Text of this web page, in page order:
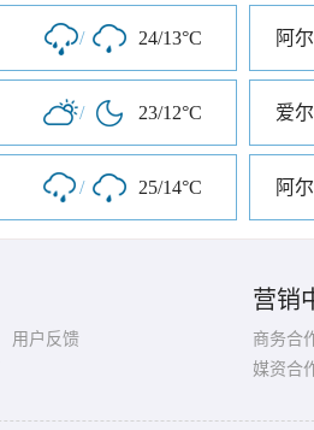
/ 24/13°C 阿
/ 23/12°C 爱
/ 25/14°C 阿
用户反馈
营销
商务合
媒资合